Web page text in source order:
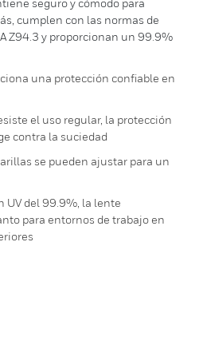
seguro y cómodo para
cumplen con las normas de
Z94.3 y proporcionan un 99.9%
una protección confiable en
el uso regular, la protección
contra la suciedad
se pueden ajustar para un
UV del 99.9%, la lente
para entornos de trabajo en